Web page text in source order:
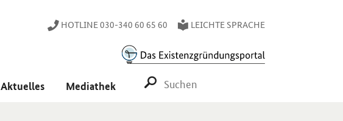
HOTLINE 030-340 60 65 60 LEICHTE SPRACHE
Aktuelles Mediathek SUCHE STARTEN